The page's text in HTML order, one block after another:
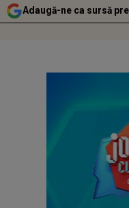
Adaugă-ne ca sursă